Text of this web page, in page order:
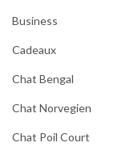
Business
Cadeaux
Chat Bengal
Chat Norvegien
Chat Poil Court